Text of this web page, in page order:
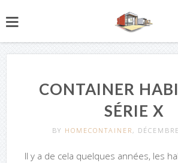
CONTAINER
SÉRIE X
BY HOMECONTAINER ,
Il y a de cela quelques années, les